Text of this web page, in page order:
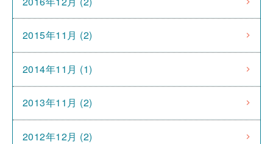
2015年11月 (2)
2014年11月 (1)
2013年11月 (2)
2012年12月 (2)